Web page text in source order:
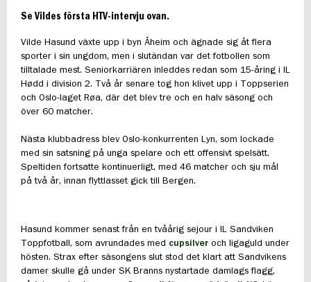
Se Vildes första HTV-intervju ovan.
Vilde Hasund växte upp i byn Åheim och ägnade sig åt flera
sporter i sin ungdom, men i slutändan var det fotbollen som
tilltalade mest. Seniorkarriären inleddes redan som 15-åring i IL
Hødd i division 2. Två år senare tog hon klivet upp i Toppserien
och Oslo-laget Røa, där det blev tre och en halv säsong och
över 60 matcher.
Nästa klubbadress blev Oslo-konkurrenten Lyn, som lockade
med sin satsning på unga spelare och ett offensivt spelsätt.
Speltiden fortsatte kontinuerligt, med 46 matcher och sju mål
på två år, innan flyttlasset gick till Bergen.
Hasund kommer senast från en tvåårig sejour i IL Sandviken
Toppfotball, som avrundades med cupsilver och ligaguld under
hösten. Strax efter säsongens slut stod det klart att Sandvikens
damer skulle gå under SK Branns nystartade damlags flagg,